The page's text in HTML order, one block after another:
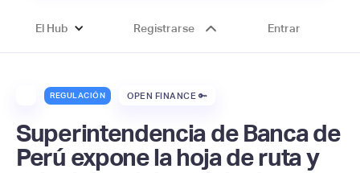
El Hub Registrarse Entrar
REGULACIÓN OPEN FINANCE 🔑
Superintendencia de Banca de
Perú expone la hoja de ruta y